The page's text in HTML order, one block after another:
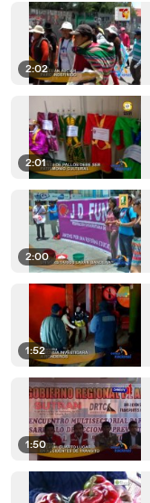
2:02
2:01
2:00
1:52
1:50